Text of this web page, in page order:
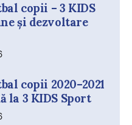
copii – 3 KIDS
și dezvoltare
copii 2020–2021
la 3 KIDS Sport